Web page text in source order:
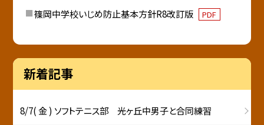
篠岡中学校いじめ防止基本方針R8改訂版 PDF
新着記事
8/7( 金 ) ソフトテニス部 光ヶ丘中男子と合同練習